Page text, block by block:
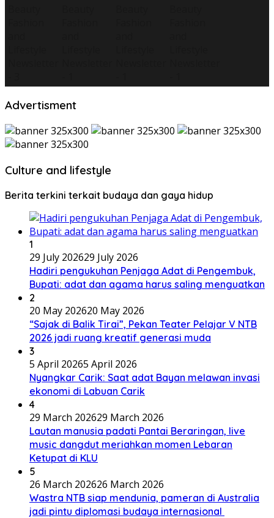
Advertisment
Culture and lifestyle
Berita terkini terkait budaya dan gaya hidup
1
29 July 202629 July 2026
Hadiri pengukuhan Penjaga Adat di Pengembuk,
Bupati: adat dan agama harus saling menguatkan
2
20 May 202620 May 2026
“Sajak di Balik Tirai”, Pekan Teater Pelajar V NTB
2026 jadi ruang kreatif generasi muda
3
5 April 20265 April 2026
Nyangkar Carik: Saat adat Bayan melawan invasi
ekonomi di Labuan Carik
4
29 March 202629 March 2026
Lautan manusia padati Pantai Beraringan, live
music dangdut meriahkan momen Lebaran
Ketupat di KLU
5
26 March 202626 March 2026
Wastra NTB siap mendunia, pameran di Australia
jadi pintu diplomasi budaya internasional